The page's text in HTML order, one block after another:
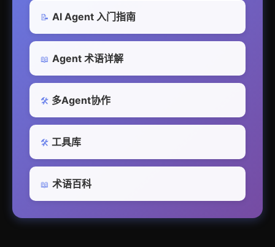
📝 AI Agent 入门指南
📖 Agent 术语详解
🛠️ 多Agent协作
🛠️ 工具库
📖 术语百科